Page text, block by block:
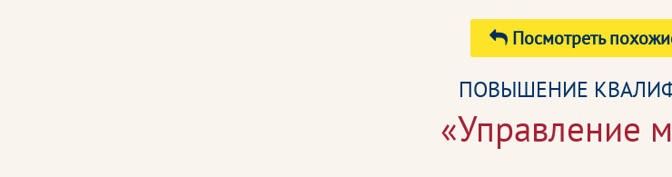
Посмотреть
ПОВЫШЕНИЕ
«Управление